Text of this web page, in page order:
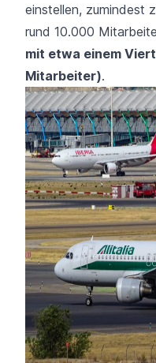
einstellen, zumindest
rund 10.000
mit etwa einem
Mitarbeiter).